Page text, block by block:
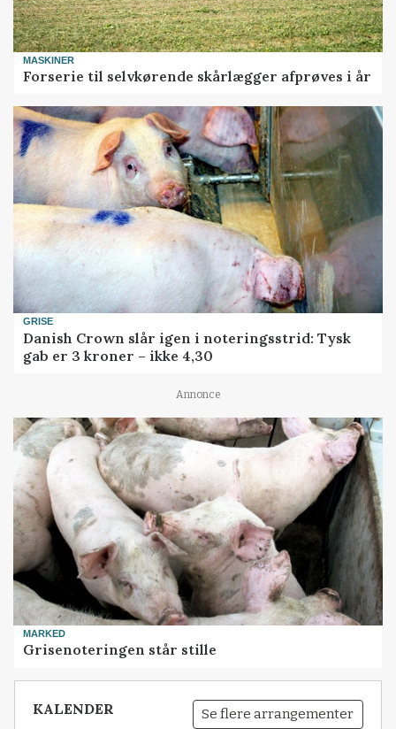
MASKINER
Forserie til selvkørende skårlægger afprøves i år
GRISE
Danish Crown slår igen i noteringsstrid: Tysk
gab er 3 kroner – ikke 4,30
Annonce
MARKED
Grisenoteringen står stille
KALENDER Se flere arrangementer